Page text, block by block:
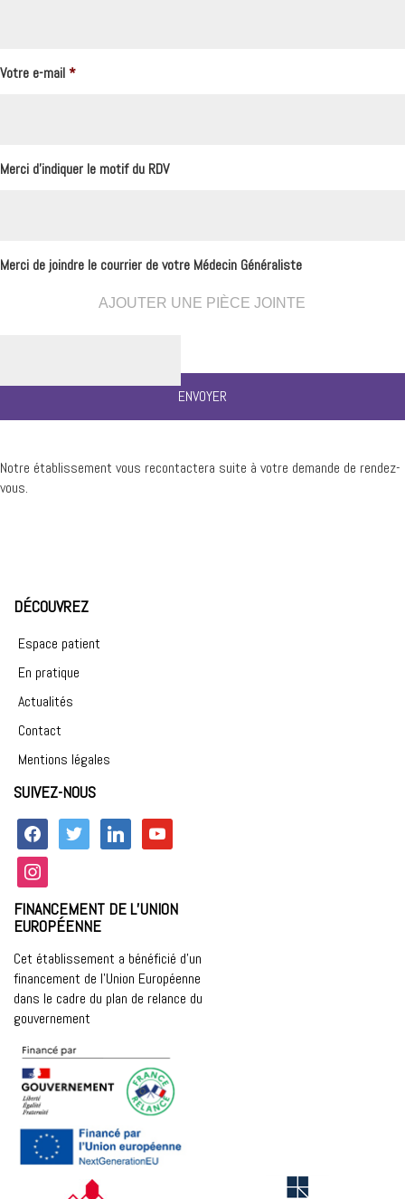
Votre e-mail*
Merci d'indiquer le motif du RDV
Merci de joindre le courrier de votre Médecin Généraliste
AJOUTER UNE PIÈCE JOINTE
Notre établissement vous recontactera suite à votre demande de rendez-
vous.
DÉCOUVREZ
Espace patient
En pratique
Actualités
Contact
Mentions légales
SUIVEZ-NOUS
facebook twitter linkedin
youtube
instagram
FINANCEMENT DE L’UNION
EUROPÉENNE
Cet établissement a bénéficié d’un
financement de l’Union Européenne
dans le cadre du plan de relance du
gouvernement